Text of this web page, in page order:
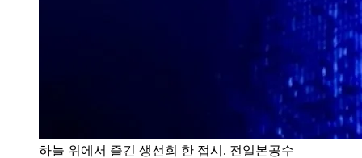
하늘 위에서 즐긴 생선회 한 접시. 전일본공수